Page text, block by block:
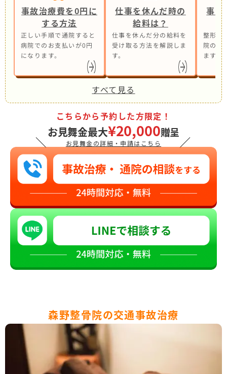
事故治療費を0円に
する方法
正しい手順で通院すると
病院でのお支払いが0円
になります。
仕事を休んだ時の
給料は？
仕事を休んだ分の給料を
受け取る方法を解説しま
す。
事故
整形外
院の併
ます。
すべて見る
＼
こちらから予約した方限定！
お見舞金最大¥20,000贈呈
お見舞金の詳細・申請はこちら ／
森野整骨院の交通事故治療